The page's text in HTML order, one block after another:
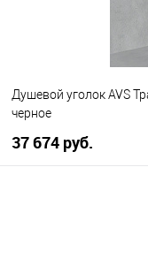
Душевой уголок AVS
черное
37 674 руб.